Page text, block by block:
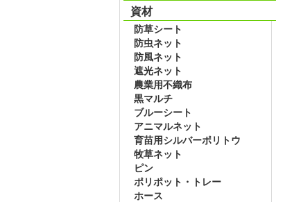
資材
防草シート
防虫ネット
防風ネット
遮光ネット
農業用不織布
黒マルチ
ブルーシート
アニマルネット
育苗用シルバーポリトウ
牧草ネット
ピン
ポリポット・トレー
ホース